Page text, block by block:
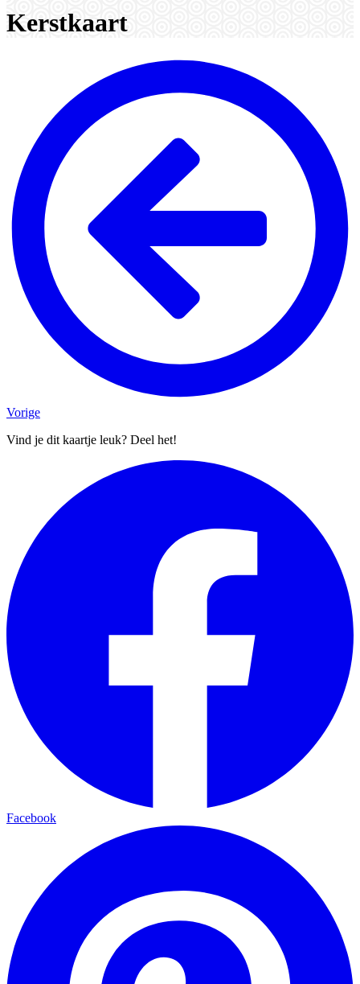
Kerstkaart
Vorige
Vind je dit kaartje leuk? Deel het!
Facebook